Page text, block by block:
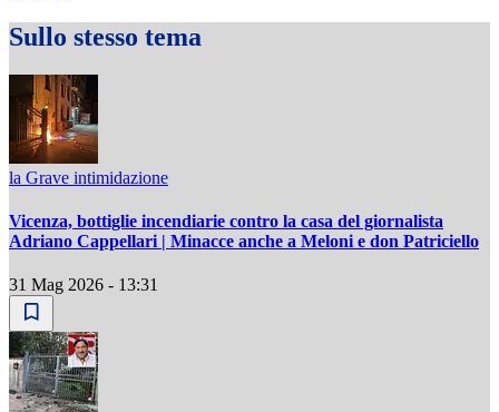
Sullo stesso tema
la Grave intimidazione
Vicenza, bottiglie incendiarie contro la casa del giornalista
Adriano Cappellari | Minacce anche a Meloni e don Patriciello
31 Mag 2026 - 13:31